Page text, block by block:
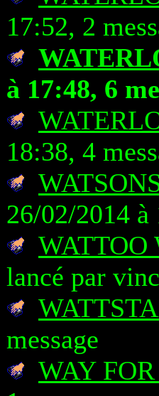
17:52, 2
à 17:48, 6
18:38, 4
26/02/2014 à
WATTOO
lancé par
message
WAY